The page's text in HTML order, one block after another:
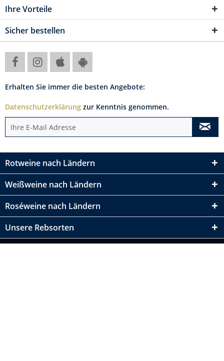
Ihre Vorteile
Sicher bestellen
Erhalten Sie immer die besten Angebote:
Datenschutzerklärung zur Kenntnis genommen.
Rotweine nach Ländern
Weißweine nach Ländern
Roséweine nach Ländern
Unsere Rebsorten